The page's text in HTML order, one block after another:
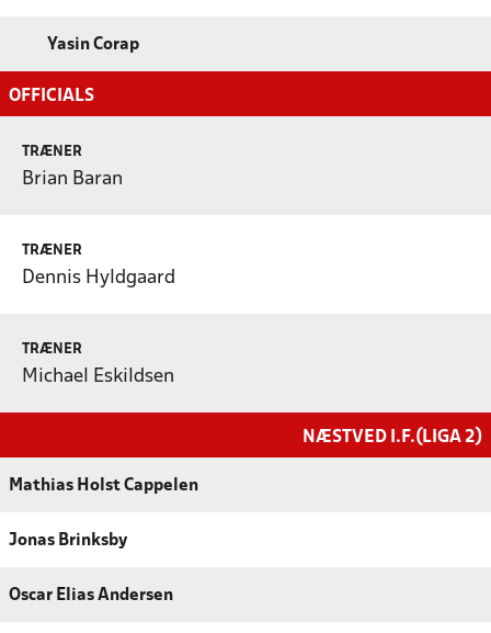
Yasin Corap
OFFICIALS
TRÆNER
Brian Baran
TRÆNER
Dennis Hyldgaard
TRÆNER
Michael Eskildsen
NÆSTVED I.F.(LIGA 2)
Mathias Holst Cappelen
Jonas Brinksby
Oscar Elias Andersen